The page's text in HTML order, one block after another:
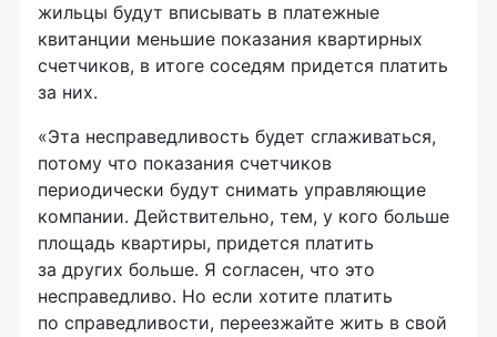
жильцы будут вписывать в платежные
квитанции меньшие показания квартирных
счетчиков, в итоге соседям придется платить
за них.
«Эта несправедливость будет сглаживаться,
потому что показания счетчиков
периодически будут снимать управляющие
компании. Действительно, тем, у кого больше
площадь квартиры, придется платить
за других больше. Я согласен, что это
несправедливо. Но если хотите платить
по справедливости, переезжайте жить в свой